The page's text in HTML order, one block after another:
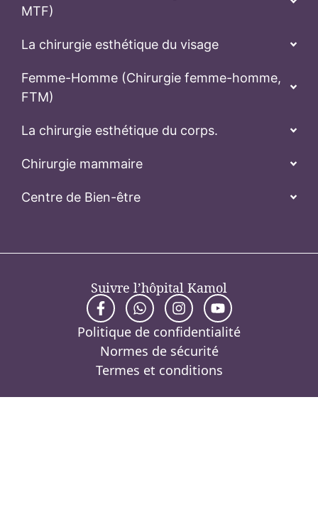
MTF)
La chirurgie esthétique du visage
Femme-Homme (Chirurgie femme-homme,
FTM)
La chirurgie esthétique du corps.
Chirurgie mammaire
Centre de Bien-être
Suivre l’hôpital Kamol
Politique de confidentialité
Normes de sécurité
Termes et conditions